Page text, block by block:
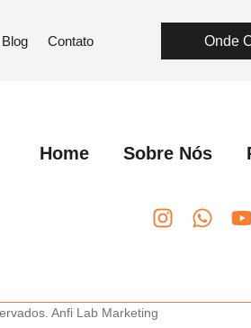
Blog Contato Onde
Home Sobre Nós
Anfi Lab Marketing